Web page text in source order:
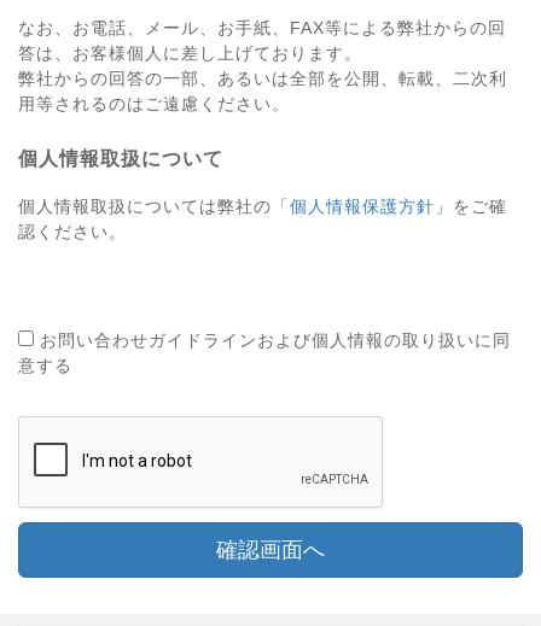
なお、お電話、メール、お手紙、FAX等による弊社からの回
答は、お客様個人に差し上げております。
弊社からの回答の一部、あるいは全部を公開、転載、二次利
用等されるのはご遠慮ください。
個人情報取扱について
個人情報取扱については弊社の「個人情報保護方針 」をご確
認ください。
お問い合わせガイドラインおよび個人情報の取り扱いに同
意する
確認画面へ